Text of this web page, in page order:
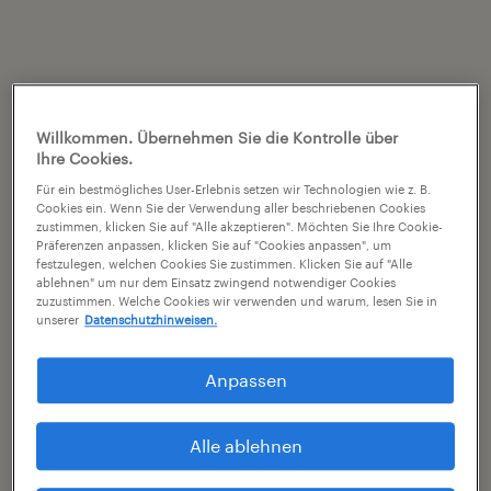
Willkommen. Übernehmen Sie die Kontrolle über
Ihre Cookies.
Für ein bestmögliches User-Erlebnis setzen wir Technologien wie z. B.
Cookies ein. Wenn Sie der Verwendung aller beschriebenen Cookies
zustimmen, klicken Sie auf "Alle akzeptieren". Möchten Sie Ihre Cookie-
Präferenzen anpassen, klicken Sie auf "Cookies anpassen", um
festzulegen, welchen Cookies Sie zustimmen. Klicken Sie auf "Alle
ablehnen" um nur dem Einsatz zwingend notwendiger Cookies
zuzustimmen. Welche Cookies wir verwenden und warum, lesen Sie in
unserer Datenschutzhinweisen.
Anpassen
Alle ablehnen